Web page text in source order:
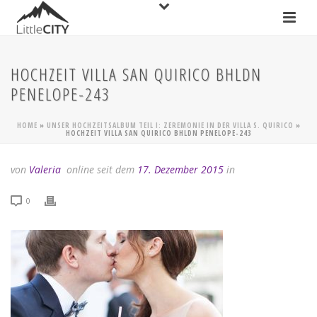
HOCHZEIT VILLA SAN QUIRICO BHLDN
PENELOPE-243
HOME » UNSER HOCHZEITSALBUM TEIL I: ZEREMONIE IN DER VILLA S. QUIRICO »
HOCHZEIT VILLA SAN QUIRICO BHLDN PENELOPE-243
von Valeria online seit dem 17. Dezember 2015 in
0